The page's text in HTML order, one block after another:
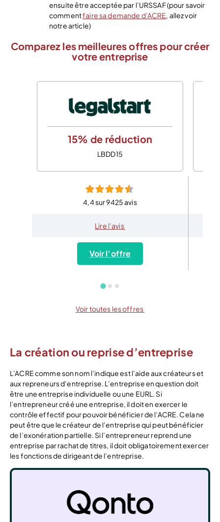
ensuite être acceptée par l’URSSAF (pour savoir
commentfaire sa demande d’ACRE, allez voir
notre article)
Comparez les meilleures offres pour créer
votre entreprise
15% de réduction
LBDD15
4,4 sur 9425 avis
Lire l’avis
Voir l’offre
Voir toutes les offres
La création ou reprise d’entreprise
L’ACRE comme son nom l’indique est l’aide aux créateurs et
aux repreneurs d’entreprise. L’entreprise en question doit
être une entreprise individuelle ou une EURL. Si
l’entrepreneur créé une entreprise, il doit en exercer le
contrôle effectif pour pouvoir bénéficier de l’ACRE. Cela ne
peut être que le créateur de l’entreprise qui peut bénéficier
de l’exonération partielle. Si l’entrepreneur reprend une
entreprise par rachat de titres, il doit obligatoirement exercer
les fonctions de dirigeant de l’entreprise.